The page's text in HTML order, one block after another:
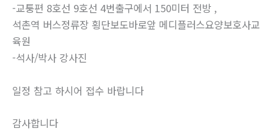
-교퉁편 8호선 9호선 4번출구에서 150미터 전방 ,
석촌역 버스정류장 횡단보도바로앞 메디플러스요양보호사교
육원
-석사/박사 강사진
일정 참고 하시어 접수 바랍니다
감사합니다